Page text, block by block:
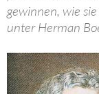
gewinnen, wie
unter Herman